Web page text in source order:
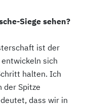
Siege sehen?
ist der
entwickeln sich
halten. Ich
der Spitze
dass wir in